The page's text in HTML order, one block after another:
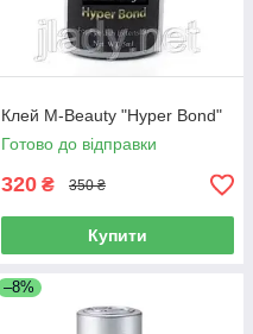
Клей M-Beauty "Hyper Bond"
Готово до відправки
320 ₴ 350 ₴
Купити
–8%